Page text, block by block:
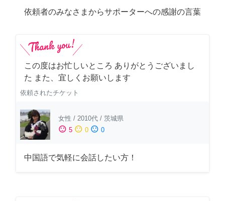
依頼者のみなさまからサポーターへの感謝の言葉
この度はお忙しいところ ありがとうございまし
た また、宜しくお願いします
依頼されたチケット
女性 / 2010代 / 茨城県
sentiment_satisfied 5 sentiment_neutral 0 sentiment_dissatisfied 0
中国語で気軽に会話したい方！